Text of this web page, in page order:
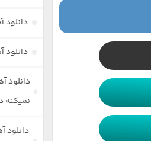
دانلود
دانلود
دانلود